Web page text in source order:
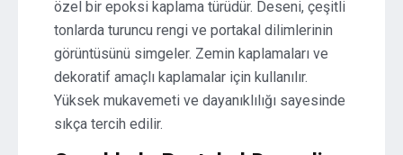
özel bir epoksi kaplama türüdür. Deseni, çeşitli
tonlarda turuncu rengi ve portakal dilimlerinin
görüntüsünü simgeler. Zemin kaplamaları ve
dekoratif amaçlı kaplamalar için kullanılır.
Yüksek mukavemeti ve dayanıklılığı sayesinde
sıkça tercih edilir.